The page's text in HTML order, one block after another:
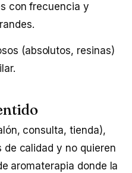
con frecuencia y
(absolutos, resinas)
consulta, tienda),
de calidad y no quieren
aromaterapia donde la